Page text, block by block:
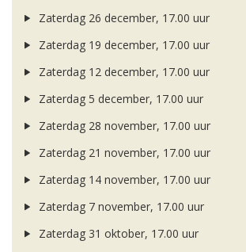
Zaterdag 26 december, 17.00 uur
Zaterdag 19 december, 17.00 uur
Zaterdag 12 december, 17.00 uur
Zaterdag 5 december, 17.00 uur
Zaterdag 28 november, 17.00 uur
Zaterdag 21 november, 17.00 uur
Zaterdag 14 november, 17.00 uur
Zaterdag 7 november, 17.00 uur
Zaterdag 31 oktober, 17.00 uur